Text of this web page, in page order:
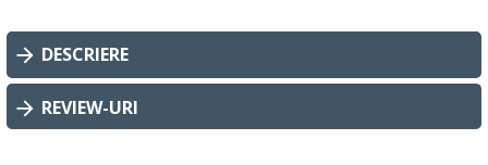
DESCRIERE
REVIEW-URI